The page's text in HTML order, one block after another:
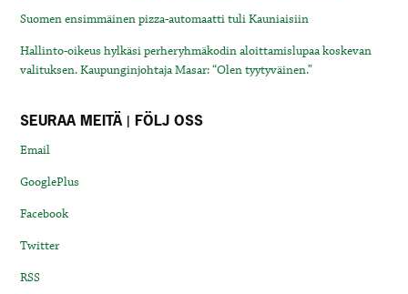
Suomen ensimmäinen pizza-automaatti tuli Kauniaisiin
Hallinto-oikeus hylkäsi perheryhmäkodin aloittamislupaa koskevan
valituksen. Kaupunginjohtaja Masar: “Olen tyytyväinen.”
SEURAA MEITÄ | FÖLJ OSS
Email
GooglePlus
Facebook
Twitter
RSS